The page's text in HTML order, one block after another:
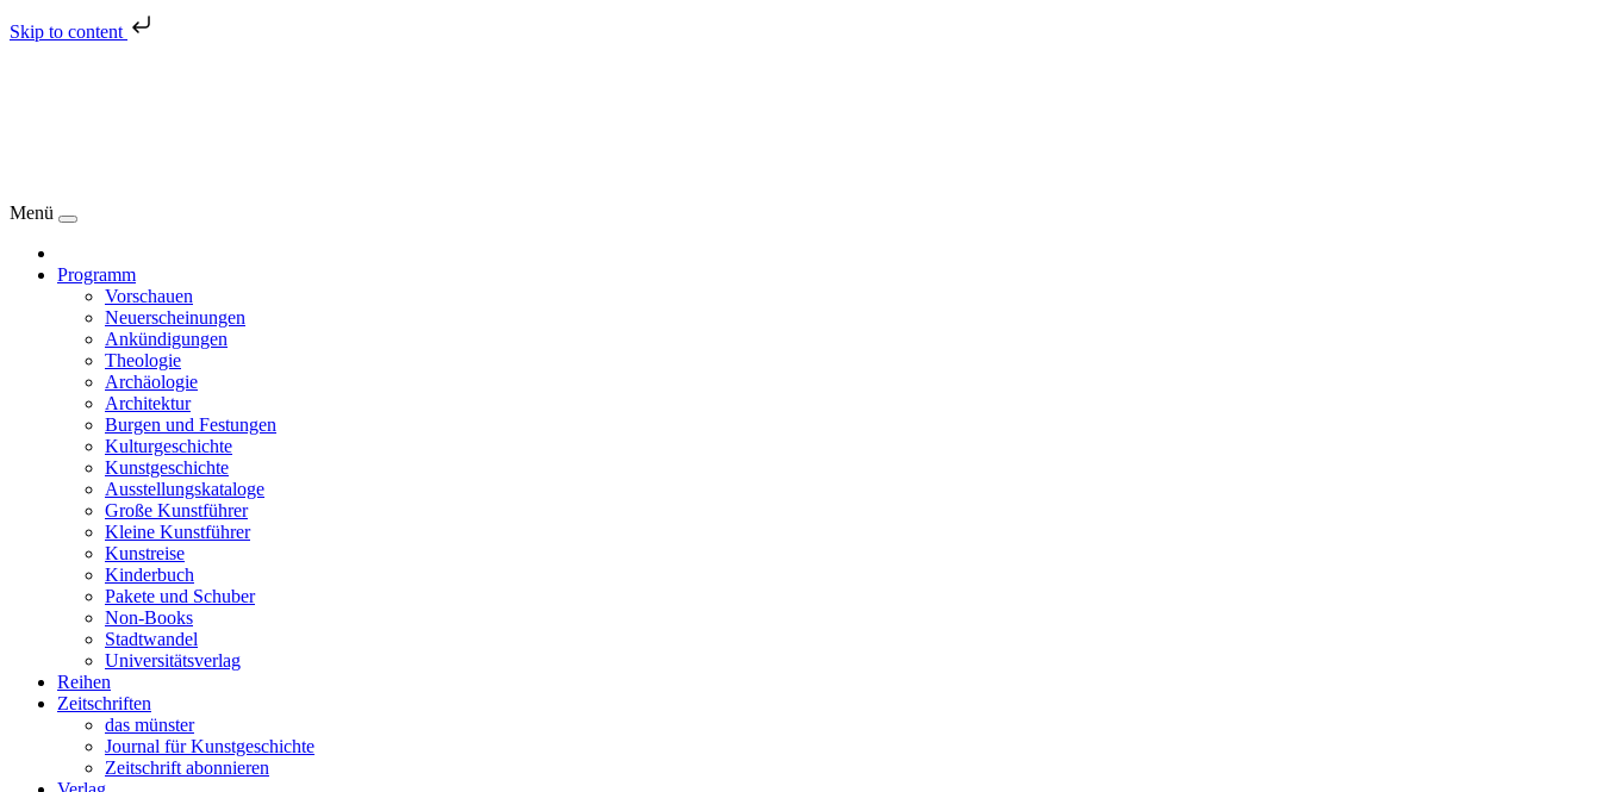
Skip to content
Menü
Programm
Vorschauen
Neuerscheinungen
Ankündigungen
Theologie
Archäologie
Architektur
Burgen und Festungen
Kulturgeschichte
Kunstgeschichte
Ausstellungskataloge
Große Kunstführer
Kleine Kunstführer
Kunstreise
Kinderbuch
Pakete und Schuber
Non-Books
Stadtwandel
Universitätsverlag
Reihen
Zeitschriften
das münster
Journal für Kunstgeschichte
Zeitschrift abonnieren